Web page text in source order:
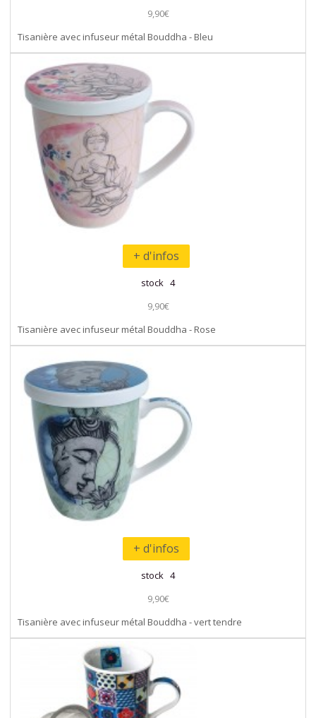
9,90€
Tisanière avec infuseur métal Bouddha - Bleu
+ d'infos
stock 4
9,90€
Tisanière avec infuseur métal Bouddha - Rose
+ d'infos
stock 4
9,90€
Tisanière avec infuseur métal Bouddha - vert tendre